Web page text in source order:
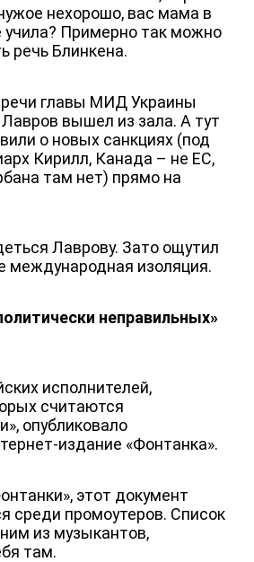
нехорошо, вас мама в
учила? Примерно так можно
речь Блинкена.
главы МИД Украины
вышел из зала. А тут
о новых санкциях (под
Кирилл, Канада – не ЕС,
там нет) прямо на
Лаврову. Зато ощутил
международная изоляция.
неправильных»
исполнителей,
считаются
опубликовало
издание «Фонтанка».
этот документ
среди промоутеров. Список
из музыкантов,
там.